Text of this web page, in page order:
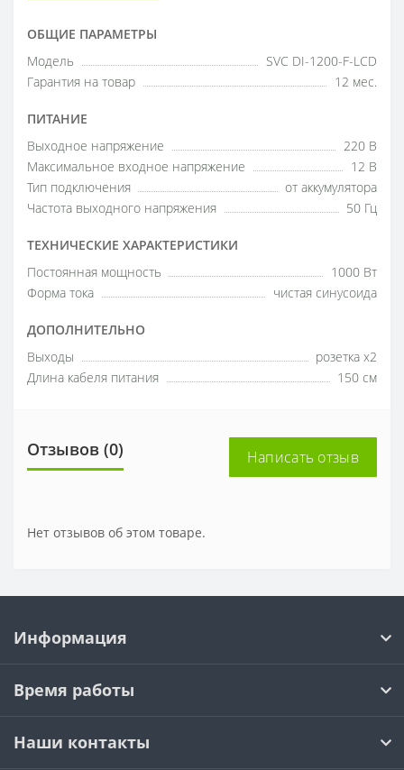
ОБЩИЕ ПАРАМЕТРЫ
Модель
SVC DI-1200-F-LCD
Гарантия на товар
12 мес.
ПИТАНИЕ
Выходное напряжение
220 В
Максимальное входное напряжение
12 В
Тип подключения
от аккумулятора
Частота выходного напряжения
50 Гц
ТЕХНИЧЕСКИЕ ХАРАКТЕРИСТИКИ
Постоянная мощность
1000 Вт
Форма тока
чистая синусоида
ДОПОЛНИТЕЛЬНО
Выходы
розетка x2
Длина кабеля питания
150 см
Отзывов (0) Написать отзыв
Нет отзывов об этом товаре.
Информация
Время работы
Наши контакты